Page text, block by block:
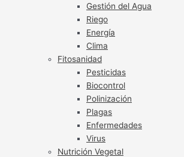
Gestión del Agua
Riego
Energía
Clima
Fitosanidad
Pesticidas
Biocontrol
Polinización
Plagas
Enfermedades
Virus
Nutrición Vegetal